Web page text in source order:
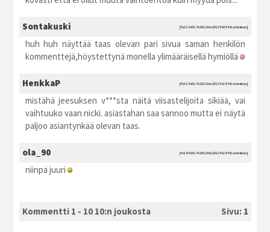
Sontakuski [%12.%01.%2012 kto2012 %08:%tammikuu]
huh huh näyttää taas olevan pari sivua saman henkilön
kommenttejä,höystettynä monella ylimääräisellä hymiöllä
HenkkaP [%12.%01.%2012 kto2012 %15:%tammikuu]
mistähä jeesuksen v***sta näitä viisastelijoita sikiää, vai
vaihtuuko vaan nicki. asiastahan saa sannoo mutta ei näytä
paljoo asiantynkää olevan taas.
ola_90 [%19.%01.%2012 kto2012 %15:%tammikuu]
niinpä juuri
Kommentti 1 - 10 10:n joukosta Sivu: 1